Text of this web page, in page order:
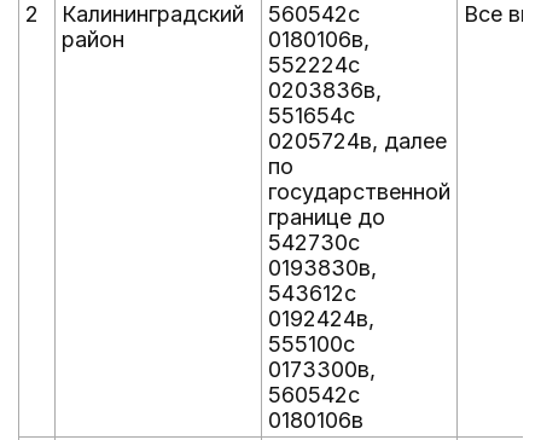
2
Калининградский
район
560542с
0180106в,
552224с
0203836в,
551654с
0205724в, далее
по
государственной
границе до
542730с
0193830в,
543612с
0192424в,
555100с
0173300в,
560542с
0180106в
Все